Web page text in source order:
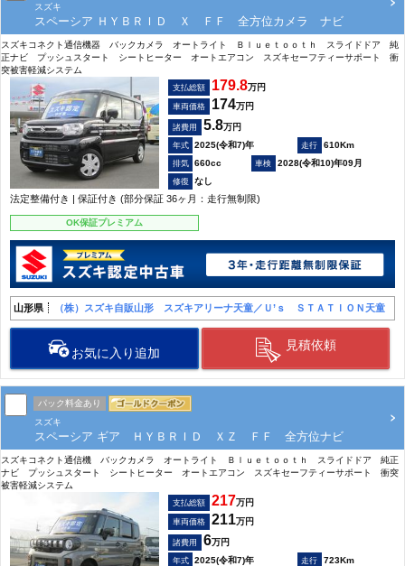
スズキ
スペーシア ＨＹＢＲＩＤ Ｘ ＦＦ 全方位カメラ ナビ
スズキコネクト通信機器 バックカメラ オートライト Ｂｌｕｅｔｏｏｔｈ スライドドア 純
正ナビ プッシュスタート シートヒーター オートエアコン スズキセーフティーサポート 衝
突被害軽減システム
支払総額 179.8万円
車両価格 174万円
諸費用 5.8万円
2025(令和7)年
610Km
660cc
2028(令和10)年09月
なし
法定整備付き | 保証付き (部分保証 36ヶ月：走行無制限)
OK保証プレミアム
山形県 （株）スズキ自販山形 スズキアリーナ天童／Ｕ’ｓ ＳＴＡＴＩＯＮ天童
お気に入り追加
見積依頼
パック料金あり
スズキ
スペーシア ギア ＨＹＢＲＩＤ ＸＺ ＦＦ 全方位ナビ
スズキコネクト通信機 バックカメラ オートライト Ｂｌｕｅｔｏｏｔｈ スライドドア 純正
ナビ プッシュスタート シートヒーター オートエアコン スズキセーフティーサポート 衝突
被害軽減システム
支払総額 217万円
車両価格 211万円
諸費用 6万円
2025(令和7)年
723Km